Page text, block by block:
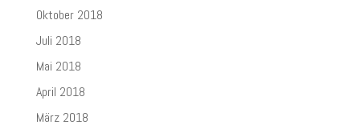
Oktober 2018
Juli 2018
Mai 2018
April 2018
März 2018